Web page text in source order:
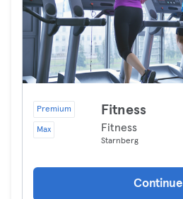
Premium
Max
Fitness
Fitness
Starnberg
Continue